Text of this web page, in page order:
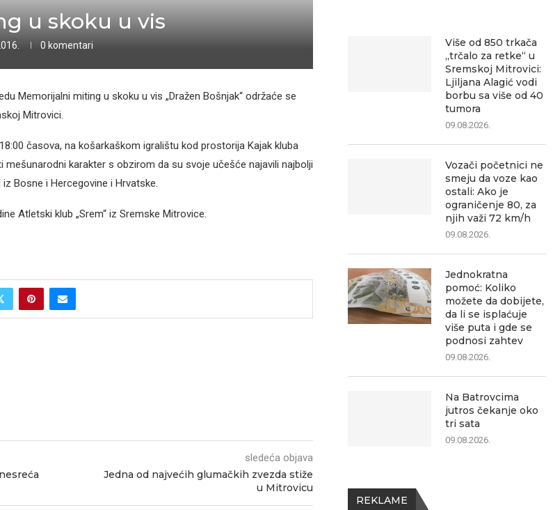
u skoku u vis
0 komentari
Memorijalni miting u skoku u vis „Dražen Bošnjak“ održaće se
Mitrovici.
časova, na košarkaškom igralištu kod prostorija Kajak kluba
mešunarodni karakter s obzirom da su svoje učešće najavili najbolji
Bosne i Hercegovine i Hrvatske.
Atletski klub „Srem“ iz Sremske Mitrovice.
sledeća objava
Jedna od najvećih glumačkih zvezda stiže
u Mitrovicu
Više od 850 trkača
„trčalo za retke“ u
Sremskoj Mitrovici:
Ljiljana Alagić vodi
borbu sa više od 40
tumora
09.08.2026.
Vozači početnici ne
smeju da voze kao
ostali: Ako je
ograničenje 80, za
njih važi 72 km/h
09.08.2026.
Jednokratna
pomoć: Koliko
možete da dobijete,
da li se isplaćuje
više puta i gde se
podnosi zahtev
09.08.2026.
Na Batrovcima
jutros čekanje oko
tri sata
09.08.2026.
REKLAME